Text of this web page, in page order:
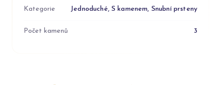
Kategorie Jednoduché, S kamenem, Snubní prsteny
Počet kamenů 3